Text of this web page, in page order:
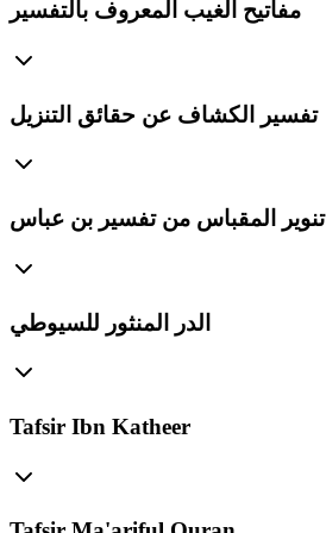
مفاتيح الغيب المعروف بالتفسير
تفسير الكشاف عن حقائق التنزيل
تنوير المقباس من تفسير بن عباس
الدر المنثور للسيوطي
Tafsir Ibn Katheer